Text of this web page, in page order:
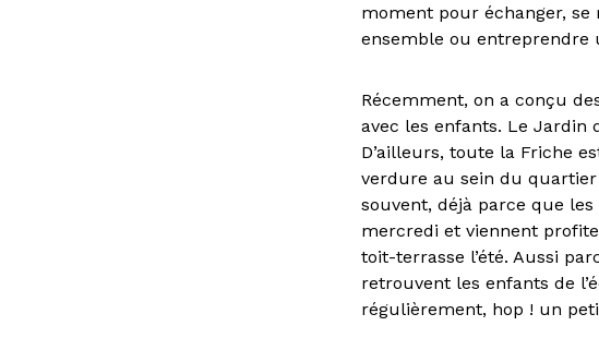
moment pour échanger,
ensemble ou entreprendre
Récemment, on a conçu
avec les enfants. Le Jardin
D’ailleurs, toute la Friche
verdure au sein du
souvent, déjà parce que
mercredi et viennent
toit-terrasse l’été. Aussi
retrouvent les enfants de
régulièrement, hop ! un